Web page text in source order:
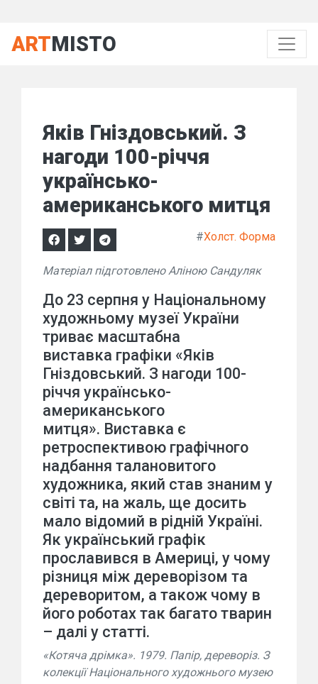
ARTMISTO
Яків Гніздовський. З
нагоди 100-річчя
українсько-
американського митця
#Холст. Форма
Матеріал підготовлено Аліною Сандуляк
До 23 серпня у Національному
художньому музеї України
триває масштабна
виставка графіки «Яків
Гніздовський. З нагоди 100-
річчя українсько-
американського
митця». Виставка є
ретроспективою графічного
надбання талановитого
художника, який став знаним у
світі та, на жаль, ще досить
мало відомий в рідній Україні.
Як український графік
прославився в Америці, у чому
різниця між дереворізом та
дереворитом, а також чому в
його роботах так багато тварин
– далі у статті.
«Котяча дрімка». 1979. Папір, дереворіз. З
колекції Національного художнього музею